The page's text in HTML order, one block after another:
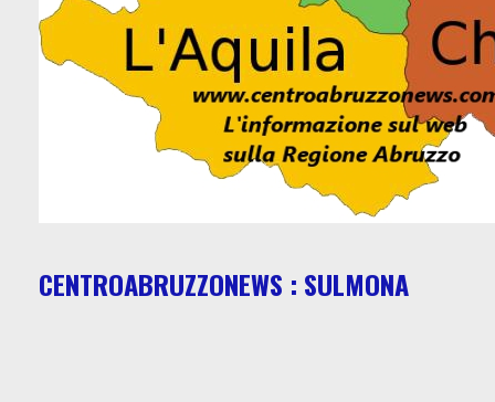
CENTROABRUZZONEWS : SULMONA